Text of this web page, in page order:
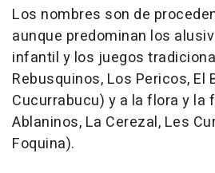
Los nombres son de
aunque predominan los
infantil y los juegos
Rebusquinos, Los Pericos, El
Cucurrabucu) y a la flora y la
Ablaninos, La Cerezal, Les
Foquina).